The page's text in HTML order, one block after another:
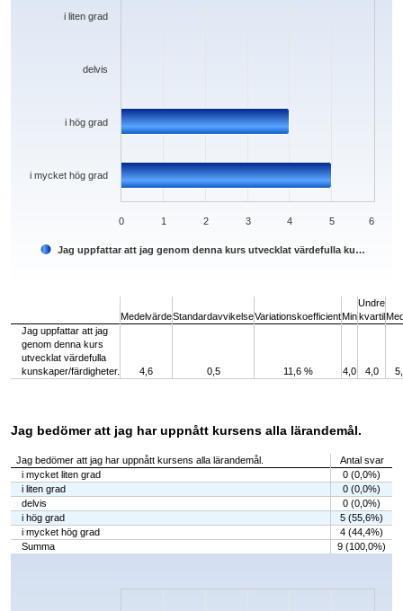
Jag uppfattar att jag genom denna kurs utvecklat värdefulla ku…
i mycket hög grad
i hög grad
delvis
i liten grad
0 1 2 3 4 5 6
MedelvärdeStandardavvikelseVariationskoefficientMin
Undre
kvartil
Jag uppfattar att jag
genom denna kurs
utvecklat värdefulla
kunskaper/färdigheter.
4,6 0,5 11,6 % 4,0 4,0
Jag bedömer att jag har uppnått kursens alla lärandemål.
Jag bedömer att jag har uppnått kursens alla lärandemål.
Antal svar
i mycket liten grad
0 (0,0%)
i liten grad
0 (0,0%)
delvis
0 (0,0%)
i hög grad
5 (55,6%)
i mycket hög grad
4 (44,4%)
Summa
9 (100,0%)
Chart
The chart has 1 X axis displaying categories.